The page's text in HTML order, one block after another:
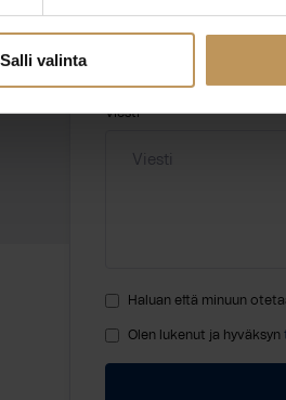
Salli valinta
Viesti
Haluan että minuun
Olen lukenut ja hyväksyn